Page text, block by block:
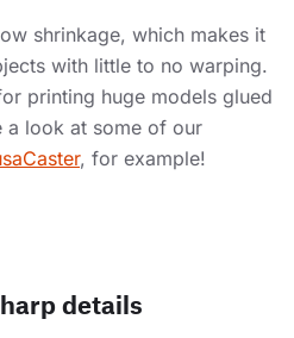
shrinkage, which makes it
with little to no warping.
printing huge models glued
a look at some of our
, for example!
details